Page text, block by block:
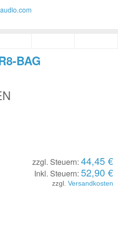
BAG
zzgl. Steuern: 44,45 €
Inkl. Steuern: 52,90 €
zzgl. Versandkosten